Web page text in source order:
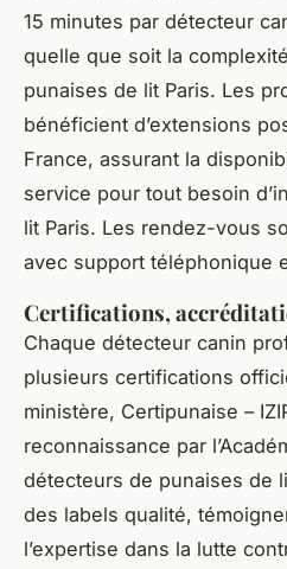
15 minutes par détecteur
quelle que soit la
punaises de lit Paris. Les
bénéficient d’extensions
France, assurant la
service pour tout besoin
lit Paris. Les rendez-vous
avec support téléphonique
Certifications,
Chaque détecteur canin
plusieurs certifications
ministère, Certipunaise –
reconnaissance par
détecteurs de punaises de
des labels qualité,
l’expertise dans la lutte